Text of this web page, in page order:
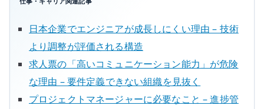
日本企業でエンジニアが成長しにくい理由 – 技術
より調整が評価される構造
求人票の「高いコミュニケーション能力」が危険
な理由 – 要件定義できない組織を見抜く
プロジェクトマネージャーに必要なこと – 進捗管